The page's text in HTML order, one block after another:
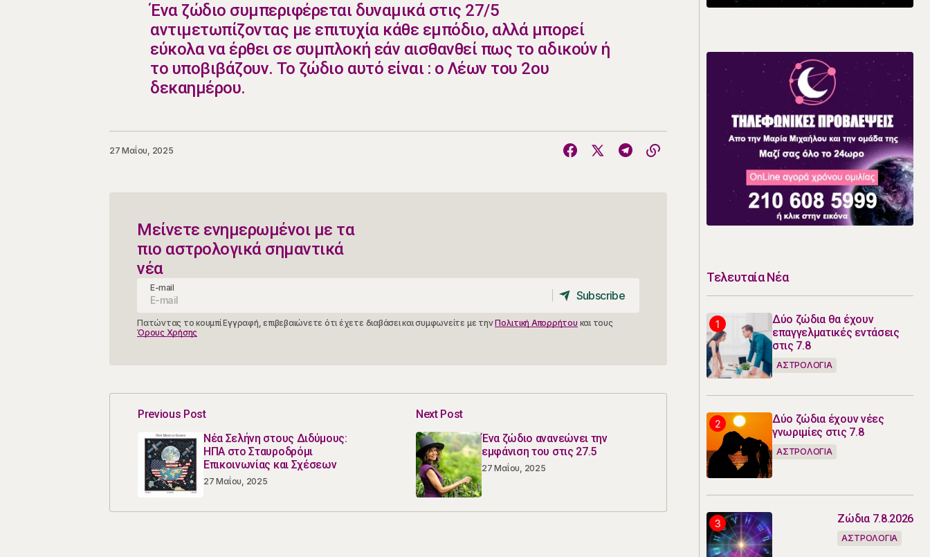
​Ένα ζώδιο συμπεριφέρεται δυναμικά στις 27/5
αντιμετωπίζοντας με επιτυχία κάθε εμπόδιο, αλλά μπορεί
εύκολα να έρθει σε συμπλοκή εάν αισθανθεί πως το αδικούν ή
το υποβιβάζουν. Το ζώδιο αυτό είναι : ο Λέων του 2ου
δεκαημέρου.
27 Μαΐου, 2025
Μείνετε ενημερωμένοι με τα
πιο αστρολογικά σημαντικά
νέα
E-mail
Subscribe
Πατώντας το κουμπί Εγγραφή, επιβεβαιώνετε ότι έχετε διαβάσει και συμφωνείτε με τηνΠολιτική Απορρήτου και τους
Όρους Χρήσης
Previous Post
Νέα Σελήνη στους Διδύμους:
ΗΠΑ στο Σταυροδρόμι
Επικοινωνίας και Σχέσεων
27 Μαΐου, 2025
Next Post
Ένα ζώδιο ανανεώνει την
εμφάνιση του στις 27.5
27 Μαΐου, 2025
Τελευταία Νέα
Δύο ζώδια θα έχουν
επαγγελματικές εντάσεις
στις 7.8
ΑΣΤΡΟΛΟΓΙΑ
Δύο ζώδια έχουν νέες
γνωριμίες στις 7.8
ΑΣΤΡΟΛΟΓΙΑ
Ζώδια 7.8.2026
ΑΣΤΡΟΛΟΓΙΑ